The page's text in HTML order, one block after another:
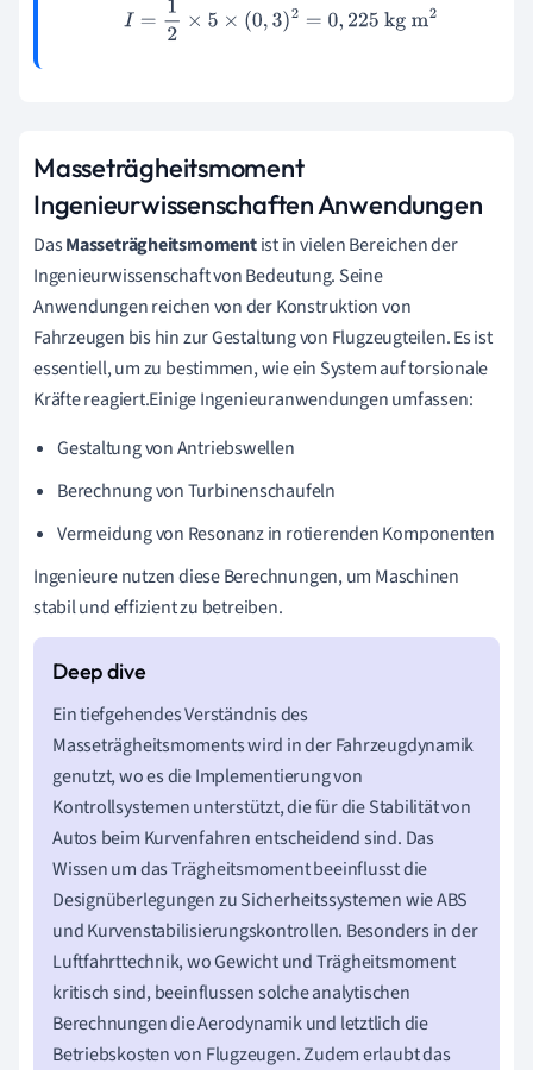
I =1 2× 5× 0,3 )2=0 225kg m2
Masseträgheitsmoment
Ingenieurwissenschaften Anwendungen
DasMasseträgheitsmomentist in vielen Bereichen der
Ingenieurwissenschaft von Bedeutung. Seine
Anwendungen reichen von der Konstruktion von
Fahrzeugen bis hin zur Gestaltung von Flugzeugteilen. Es ist
essentiell, um zu bestimmen, wie ein System auf torsionale
Kräfte reagiert.Einige Ingenieuranwendungen umfassen:
Gestaltung von Antriebswellen
Berechnung von Turbinenschaufeln
Vermeidung von Resonanz in rotierenden Komponenten
Ingenieure nutzen diese Berechnungen, um Maschinen
stabil und effizient zu betreiben.
Ein tiefgehendes Verständnis des
Masseträgheitsmoments wird in der Fahrzeugdynamik
genutzt, wo es die Implementierung von
Kontrollsystemen unterstützt, die für die Stabilität von
Autos beim Kurvenfahren entscheidend sind. Das
Wissen um das Trägheitsmoment beeinflusst die
Designüberlegungen zu Sicherheitssystemen wie ABS
und Kurvenstabilisierungskontrollen. Besonders in der
Luftfahrttechnik, wo Gewicht und Trägheitsmoment
kritisch sind, beeinflussen solche analytischen
Berechnungen die Aerodynamik und letztlich die
Betriebskosten von Flugzeugen. Zudem erlaubt das